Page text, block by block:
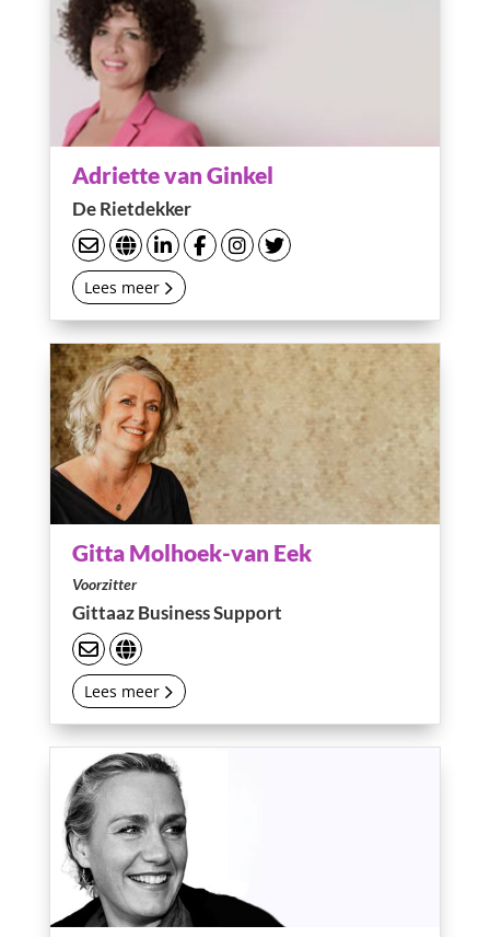
Adriette van Ginkel
De Rietdekker
Lees meer
Gitta Molhoek-van Eek
Voorzitter
Gittaaz Business Support
Lees meer